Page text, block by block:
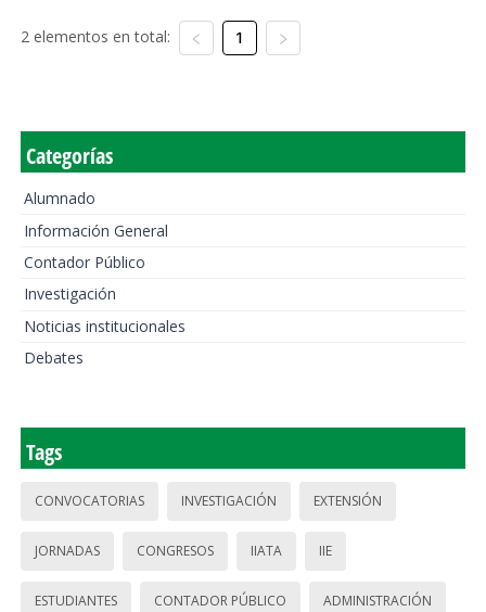
2 elementos en total: 1
Categorías
Alumnado
Información General
Contador Público
Investigación
Noticias institucionales
Debates
Tags
CONVOCATORIAS INVESTIGACIÓN EXTENSIÓN
JORNADAS CONGRESOS IIATA IIE
ESTUDIANTES CONTADOR PÚBLICO ADMINISTRACIÓN